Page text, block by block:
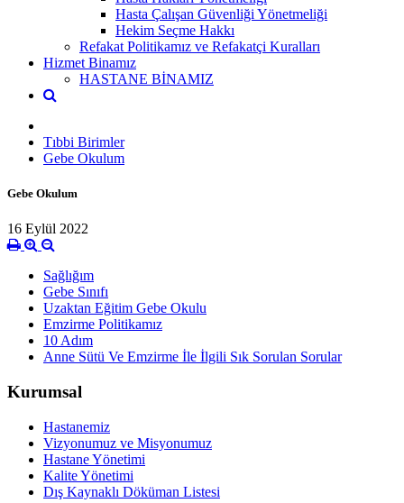
Hasta Çalışan Güvenliği Yönetmeliği
Hekim Seçme Hakkı
Refakat Politikamız ve Refakatçi Kuralları
Hizmet Binamız
HASTANE BİNAMIZ
Tıbbi Birimler
Gebe Okulum
Gebe Okulum
16 Eylül 2022
Sağlığım
Gebe Sınıfı
Uzaktan Eğitim Gebe Okulu
Emzirme Politikamız
10 Adım
Anne Sütü Ve Emzirme İle İlgili Sık Sorulan Sorular
Kurumsal
Hastanemiz
Vizyonumuz ve Misyonumuz
Hastane Yönetimi
Kalite Yönetimi
Dış Kaynaklı Döküman Listesi